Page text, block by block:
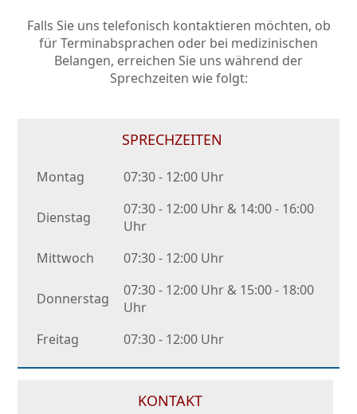
Falls Sie uns telefonisch kontaktieren möchten, ob
für Terminabsprachen oder bei medizinischen
Belangen, erreichen Sie uns während der
Sprechzeiten wie folgt:
SPRECHZEITEN
Montag 07:30 - 12:00 Uhr
Dienstag
07:30 - 12:00 Uhr & 14:00 - 16:00
Uhr
Mittwoch
07:30 - 12:00 Uhr
Donnerstag
07:30 - 12:00 Uhr & 15:00 - 18:00
Uhr
Freitag
07:30 - 12:00 Uhr
KONTAKT